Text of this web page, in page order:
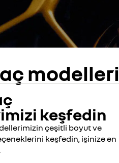
modelleri
keşfedin
çeşitli boyut ve
keşfedin, işinize en